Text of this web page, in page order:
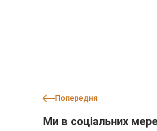
Попередня
Ми в соціальних